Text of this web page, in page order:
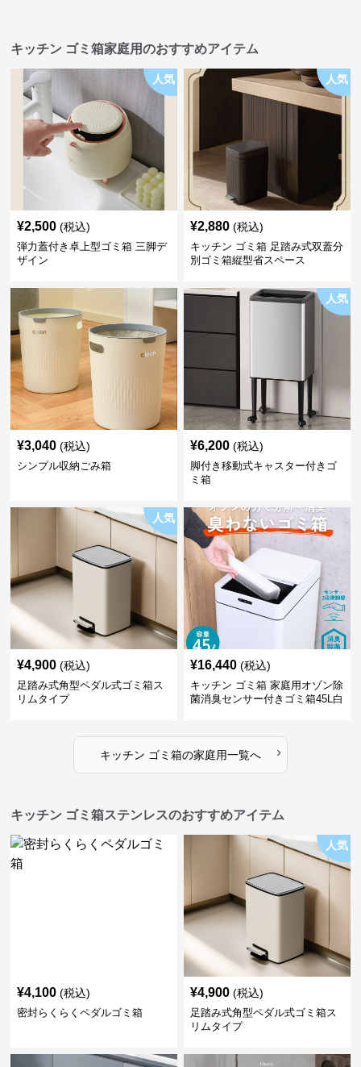
キッチン ゴミ箱家庭用のおすすめアイテム
人気
¥2,500 (税込)
弾力蓋付き卓上型ゴミ箱 三脚デ
ザイン
人気
¥2,880 (税込)
キッチン ゴミ箱 足踏み式双蓋分
別ゴミ箱縦型省スペース
¥3,040 (税込)
シンプル収納ごみ箱
人気
¥6,200 (税込)
脚付き移動式キャスター付きゴ
ミ箱
人気
¥4,900 (税込)
足踏み式角型ペダル式ゴミ箱ス
リムタイプ
¥16,440 (税込)
キッチン ゴミ箱 家庭用オゾン除
菌消臭センサー付きゴミ箱45L白
キッチン ゴミ箱の家庭用一覧へ ›
キッチン ゴミ箱ステンレスのおすすめアイテム
¥4,100 (税込)
密封らくらくペダルゴミ箱
人気
¥4,900 (税込)
足踏み式角型ペダル式ゴミ箱ス
リムタイプ